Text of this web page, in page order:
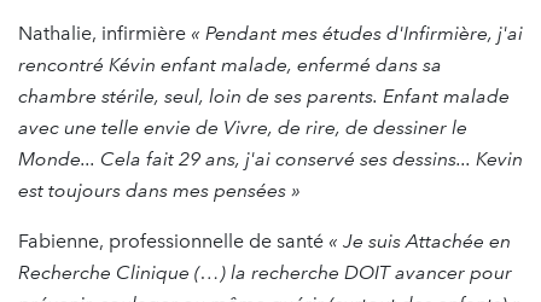
Nathalie, infirmière « Pendant mes études d'Infirmière, j'ai
rencontré Kévin enfant malade, enfermé dans sa
chambre stérile, seul, loin de ses parents. Enfant malade
avec une telle envie de Vivre, de rire, de dessiner le
Monde... Cela fait 29 ans, j'ai conservé ses dessins... Kevin
est toujours dans mes pensées »
Fabienne, professionnelle de santé « Je suis Attachée en
Recherche Clinique (…) la recherche DOIT avancer pour